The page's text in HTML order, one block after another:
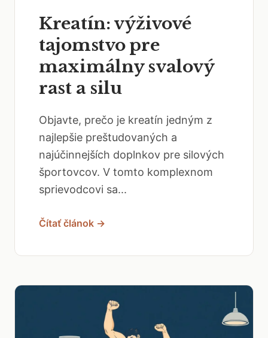
Kreatín: výživové
tajomstvo pre
maximálny svalový
rast a silu
Objavte, prečo je kreatín jedným z
najlepšie preštudovaných a
najúčinnejších doplnkov pre silových
športovcov. V tomto komplexnom
sprievodcovi sa...
Čítať článok →